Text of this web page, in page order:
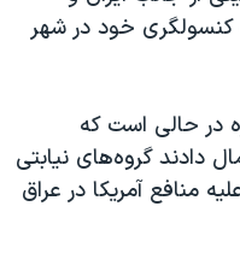
خود در شهر
در حالی است که
دادند گروه‌های نیابتی
منافع آمریکا در عراق